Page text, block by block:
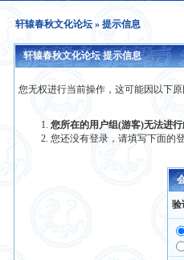
轩辕春秋文化论坛» 提示信息
轩辕春秋文化论坛 提示信息
您无权进行当前操作，这可能因以下
您所在的用户组(游客)无法进行
您还没有登录，请填写下面的
验